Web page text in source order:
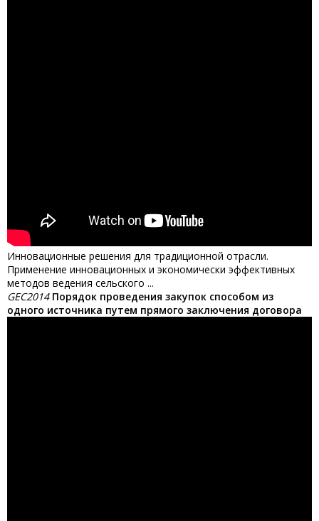
Инновационные решения для традиционной отрасли.
Применение инновационных и экономически эффективных
методов ведения сельского ...
GEC2014 Порядок проведения закупок способом из
одного источника путем прямого заключения договора